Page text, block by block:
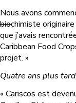
Nous avons
biochimiste
que j’avais
Caribbean Food
projet. »
Quatre ans plus
« Cariscos est